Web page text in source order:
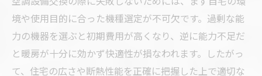
境や使用目的に合った機種選定が不可欠です。過剰な能
力の機器を選ぶと初期費用が高くなり、逆に能力不足だ
と暖房が十分に効かず快適性が損なわれます。したがっ
て、住宅の広さや断熱性能を正確に把握した上で適切な